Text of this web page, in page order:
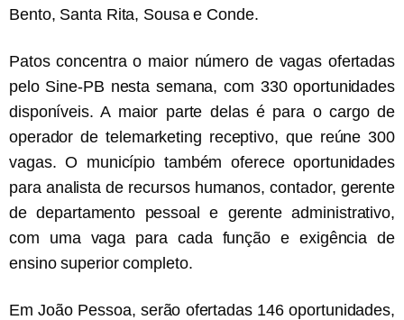
Bento, Santa Rita, Sousa e Conde.
Patos concentra o maior número de vagas ofertadas
pelo Sine-PB nesta semana, com 330 oportunidades
disponíveis. A maior parte delas é para o cargo de
operador de telemarketing receptivo, que reúne 300
vagas. O município também oferece oportunidades
para analista de recursos humanos, contador, gerente
de departamento pessoal e gerente administrativo,
com uma vaga para cada função e exigência de
ensino superior completo.
Em João Pessoa, serão ofertadas 146 oportunidades,